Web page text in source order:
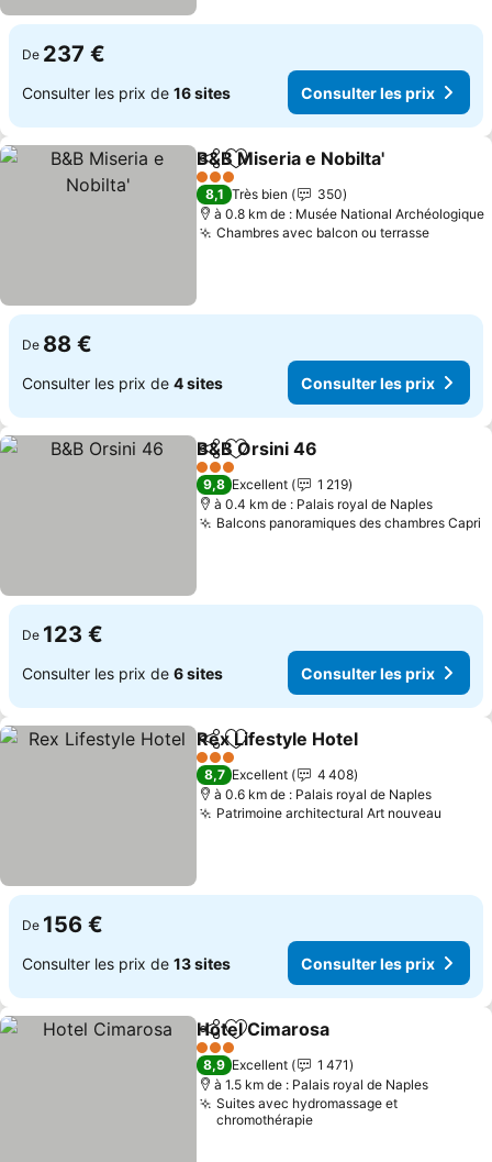
De 237 €
Consulter les prix de 16 sites Consulter les prix
PartagerAjouter à mes favoris
B&B Miseria e Nobilta'
3 Étoiles
8,1 Très bien
350
à 0.8 km de : Musée National Archéologique
Chambres avec balcon ou terrasse
De 88 €
Consulter les prix de 4 sites Consulter les prix
PartagerAjouter à mes favoris
B&B Orsini 46
3 Étoiles
9,8 Excellent
1 219
à 0.4 km de : Palais royal de Naples
Balcons panoramiques des chambres Capri
De 123 €
Consulter les prix de 6 sites Consulter les prix
PartagerAjouter à mes favoris
Rex Lifestyle Hotel
3 Étoiles
8,7 Excellent
4 408
à 0.6 km de : Palais royal de Naples
Patrimoine architectural Art nouveau
De 156 €
Consulter les prix de 13 sites Consulter les prix
PartagerAjouter à mes favoris
Hotel Cimarosa
3 Étoiles
8,9 Excellent
1 471
à 1.5 km de : Palais royal de Naples
Suites avec hydromassage et
chromothérapie